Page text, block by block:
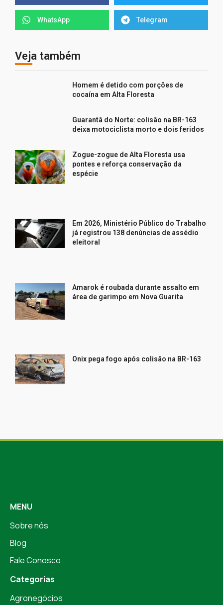
WhatsApp Telegram
Veja também
Homem é detido com porções de
cocaína em Alta Floresta
Guarantã do Norte: colisão na BR-163
deixa motociclista morto e dois feridos
Zogue-zogue de Alta Floresta usa
pontes e reforça conservação da
espécie
Em 2026, Ministério Público do Trabalho
já registrou 138 denúncias de assédio
eleitoral
Amarok é roubada durante assalto em
área de garimpo em Nova Guarita
Onix pega fogo após colisão na BR-163
MENU
Sobre nós
Blog
Fale Conosco
Categorias
Agronegócios